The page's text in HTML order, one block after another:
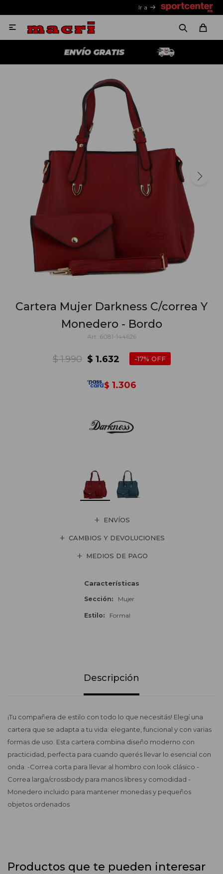
Ir a

Cartera Mujer Darkness C/correa Y
Monedero - Bordo
6081-144626
$ 1.632
$ 1.990 17
$ 1.306
ENVÍOS
CAMBIOS Y DEVOLUCIONES
MEDIOS DE PAGO
Características
Sección Mujer
Estilo Formal
Descripción
¡Tu compañera de estilo con todo lo que necesitás! Elegí una
cartera que se adapta a tu vida: elegante, funcional y con varias
formas de uso. Esta cartera combina diseño moderno con
practicidad, perfecta para cuando querés llevar lo esencial con
onda. -Correa corta para llevar al hombro con look clásico -
Correa larga/crossbody para manos libres y comodidad -
Monedero incluido para mantener monedas y pequeños
objetos ordenados
Productos que te pueden interesar